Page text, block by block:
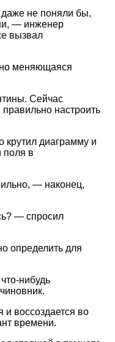
не поняли бы,
— инженер
вызвал
меняющаяся
Сейчас
настроить
крутил диаграмму и
поля в
— наконец,
— спросил
определить для
нибудь
воссоздается во
времени.